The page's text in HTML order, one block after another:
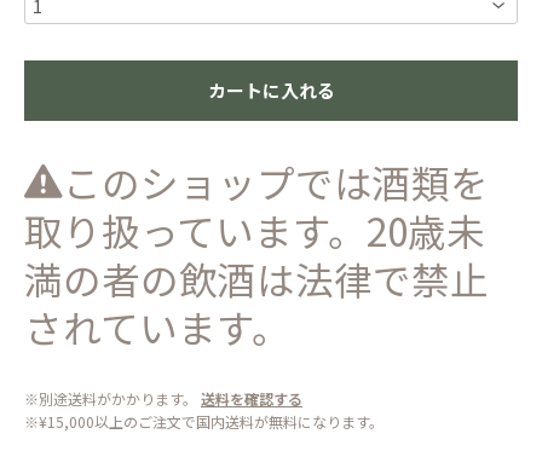
カートに入れる
このショップでは酒類を
取り扱っています。20歳未
満の者の飲酒は法律で禁止
されています。
※別途送料がかかります。
送料を確認する
※¥15,000以上のご注文で国内送料が無料になります。